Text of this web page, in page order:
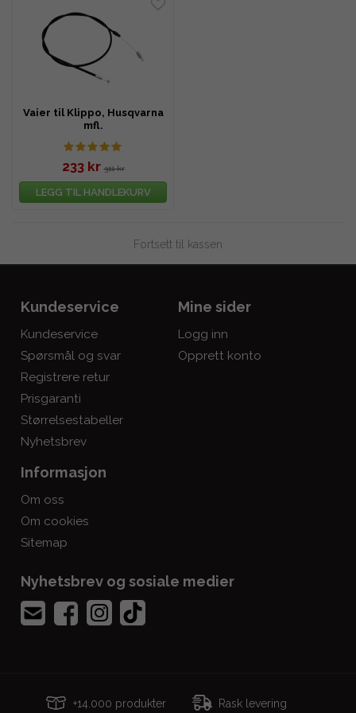
Vaier til Klippo, Husqvarna
mfl.
233 kr 311 kr
LEGG TIL HANDLEKURV
Fortsett til kassen
Kundeservice
Kundeservice
Spørsmål og svar
Registrere retur
Prisgaranti
Størrelsestabeller
Nyhetsbrev
Mine sider
Logg inn
Opprett konto
Informasjon
Om oss
Om cookies
Sitemap
Nyhetsbrev og sosiale medier
+14.000 produkter Rask levering